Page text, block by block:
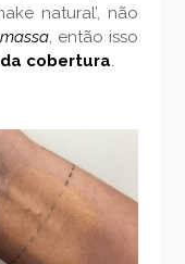
natural’, não
, então isso
cobertura